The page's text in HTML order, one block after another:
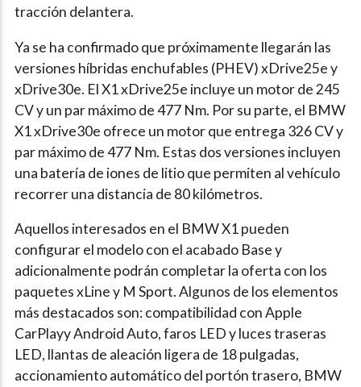
tracción delantera.
Ya se ha confirmado que próximamente llegarán las
versiones híbridas enchufables (PHEV) xDrive25e y
xDrive30e. El X1 xDrive25e incluye un motor de 245
CV y un par máximo de 477 Nm. Por su parte, el BMW
X1 xDrive30e ofrece un motor que entrega 326 CV y
par máximo de 477 Nm. Estas dos versiones incluyen
una batería de iones de litio que permiten al vehículo
recorrer una distancia de 80 kilómetros.
Aquellos interesados en el BMW X1 pueden
configurar el modelo con el acabado Base y
adicionalmente podrán completar la oferta con los
paquetes xLine y M Sport. Algunos de los elementos
más destacados son: compatibilidad con Apple
CarPlayy Android Auto, faros LED y luces traseras
LED, llantas de aleación ligera de 18 pulgadas,
accionamiento automático del portón trasero, BMW